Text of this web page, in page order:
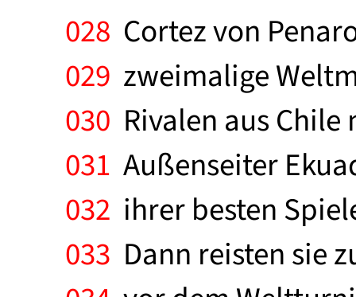
028 Cortez von
029 zweimalige
030 Rivalen aus
031 Außenseiter
032 ihrer besten
033 Dann reisten sie